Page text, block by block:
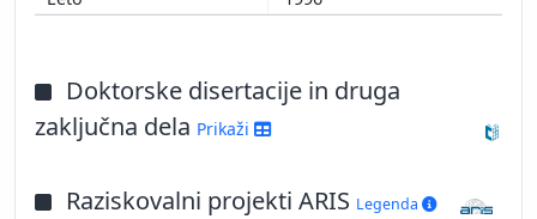
Doktorske disertacije in druga
zaključna dela Prikaži
Raziskovalni projekti ARIS Legenda